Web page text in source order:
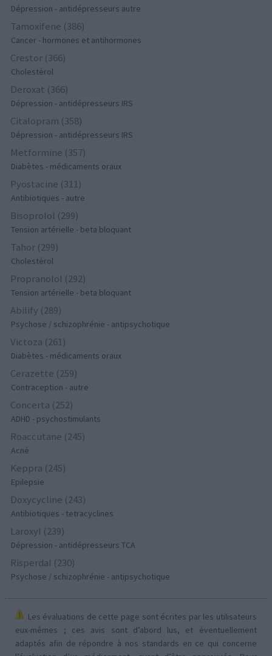
Dépression - antidépresseurs autre
Tamoxifene (386)
Cancer - hormones et antihormones
Crestor (366)
Cholestérol
Deroxat (366)
Dépression - antidépresseurs IRS
Citalopram (358)
Dépression - antidépresseurs IRS
Metformine (357)
Diabètes - médicaments oraux
Pyostacine (311)
Antibiotiques - autre
Bisoprolol (299)
Tension artérielle - beta bloquant
Tahor (299)
Cholestérol
Propranolol (292)
Tension artérielle - beta bloquant
Abilify (289)
Psychose / schizophrénie - antipsychotique
Victoza (261)
Diabètes - médicaments oraux
Cerazette (259)
Contraception - autre
Concerta (252)
ADHD - psychostimulants
Roaccutane (245)
Acné
Keppra (245)
Epilepsie
Doxycycline (243)
Antibiotiques - tetracyclines
Laroxyl (239)
Dépression - antidépresseurs TCA
Risperdal (230)
Psychose / schizophrénie - antipsychotique
Les évaluations de cette page sont écrites par les utilisateurs
eux-mêmes ; ces avis sont d’abord lus, et éventuellement
adaptés afin de répondre à nos standards en ce qui concerne